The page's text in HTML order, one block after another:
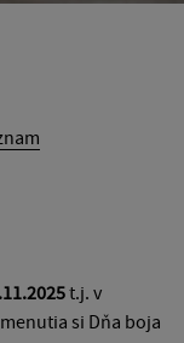
t.j. v
si Dňa boja